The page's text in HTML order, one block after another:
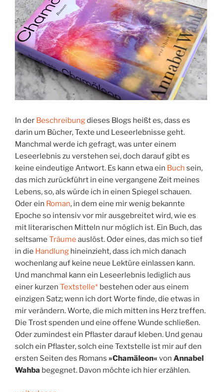
In der Beschreibungdieses Blogs heißt es, dass es
darin um Bücher, Texte und Leseerlebnisse geht.
Manchmal werde ich gefragt, was unter einem
Leseerlebnis zu verstehen sei, doch darauf gibt es
keine eindeutige Antwort. Es kann etwa ein Buch sein,
das mich zurückführt in eine vergangene Zeit meines
Lebens, so, als würde ich in einen Spiegel schauen.
Oder ein Roman, in dem eine mir wenig bekannte
Epoche so intensiv vor mir ausgebreitet wird, wie es
mit literarischen Mitteln nur möglich ist. Ein Buch, das
seltsame Träume auslöst. Oder eines, das mich so tief
in die Handlung hineinzieht, dass ich mich danach
wochenlang auf keine neue Lektüre einlassen kann.
Und manchmal kann ein Leseerlebnis lediglich aus
einer kurzen Textstelle* bestehen oder aus einem
einzigen Satz; wenn ich dort Worte finde, die etwas in
mir verändern. Worte, die mich mitten ins Herz treffen.
Die Trost spenden und eine offene Wunde schließen.
Oder zumindest ein Pflaster darauf kleben. Und genau
solch ein Pflaster, solch eine Textstelle ist mir auf den
ersten Seiten des Romans »Chamäleon« von Annabel
Wahba begegnet. Davon möchte ich hier erzählen.